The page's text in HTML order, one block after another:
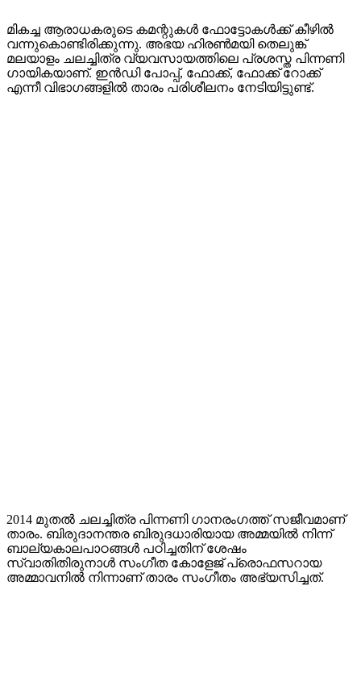
മികച്ച ആരാധകരുടെ കമന്റുകൾ ഫോട്ടോകൾക്ക് കീഴിൽ
വന്നുകൊണ്ടിരിക്കുന്നു. അഭയ ഹിരൺമയി തെലുങ്ക്
മലയാളം ചലച്ചിത്ര വ്യവസായത്തിലെ പ്രശസ്ത പിന്നണി
ഗായികയാണ്. ഇൻഡി പോപ്പ്, ഫോക്ക്, ഫോക്ക് റോക്ക്
എന്നീ വിഭാഗങ്ങളിൽ താരം പരിശീലനം നേടിയിട്ടുണ്ട്.
2014 മുതൽ ചലച്ചിത്ര പിന്നണി ഗാനരംഗത്ത് സജീവമാണ്
താരം. ബിരുദാനന്തര ബിരുദധാരിയായ അമ്മയിൽ നിന്ന്
ബാല്യകാലപാഠങ്ങൾ പഠിച്ചതിന് ശേഷം
സ്വാതിതിരുനാൾ സംഗീത കോളേജ് പ്രൊഫസറായ
അമ്മാവനിൽ നിന്നാണ് താരം സംഗീതം അഭ്യസിച്ചത്.